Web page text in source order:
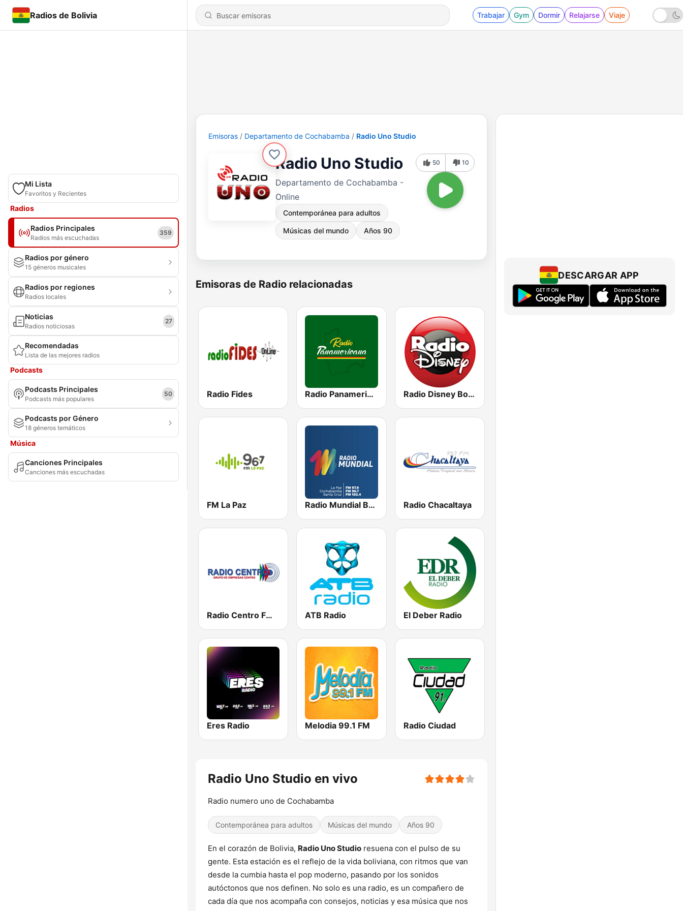
Radios de Bolivia Trabajar Gym Dormir Relajarse Viaje
Mi Lista
Favoritos y Recientes
Radios
Radios Principales
Radios más escuchadas
359
Radios por género
15 géneros musicales
Radios por regiones
Radios locales
Noticias
Radios noticiosas
27
Recomendadas
Lista de las mejores radios
Podcasts
Podcasts Principales
Podcasts más populares
50
Podcasts por Género
18 géneros temáticos
Música
Canciones Principales
Canciones más escuchadas
Emisoras Departamento de Cochabamba Radio Uno Studio
Radio Uno Studio
Departamento de Cochabamba -
Online
Contemporánea para adultos
Músicas del mundo Años 90
50 10
Emisoras de Radio relacionadas
Radio Fides Radio Panamericana Radio Disney Bolivia
FM La Paz Radio Mundial Bolivia Radio Chacaltaya
Radio Centro FM 96.1 ATB Radio El Deber Radio
Eres Radio Melodia 99.1 FM Radio Ciudad
Radio Uno Studio en vivo
Radio numero uno de Cochabamba
Contemporánea para adultos Músicas del mundo Años 90
En el corazón de Bolivia, Radio Uno Studio resuena con el pulso de su
gente. Esta estación es el reflejo de la vida boliviana, con ritmos que van
desde la cumbia hasta el pop moderno, pasando por los sonidos
autóctonos que nos definen. No solo es una radio, es un compañero de
cada día que nos acompaña con consejos, noticias y esa música que nos
DESCARGAR APP